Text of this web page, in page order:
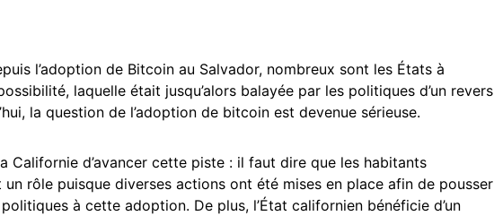
l’adoption de Bitcoin au Salvador, nombreux sont les États à
laquelle était jusqu’alors balayée par les politiques d’un revers
la question de l’adoption de bitcoin est devenue sérieuse.
Californie d’avancer cette piste : il faut dire que les habitants
rôle puisque diverses actions ont été mises en place afin de pousser
à cette adoption. De plus, l’État californien bénéficie d’un